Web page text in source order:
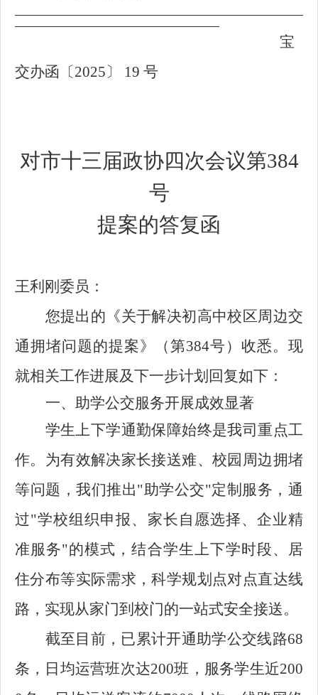
宝
交办函〔2025〕 19 号
对市十三届政协四次会议第384
号
提案的答复函
王利刚委员：
您提出的《关于解决初高中校区周边交
通拥堵问题的提案》（第384号）收悉。现
就相关工作进展及下一步计划回复如下：
一、助学公交服务开展成效显著
学生上下学通勤保障始终是我司重点工
作。为有效解决家长接送难、校园周边拥堵
等问题，我们推出"助学公交"定制服务，通
过"学校组织申报、家长自愿选择、企业精
准服务"的模式，结合学生上下学时段、居
住分布等实际需求，科学规划点对点直达线
路，实现从家门到校门的一站式安全接送。
截至目前，已累计开通助学公交线路68
条，日均运营班次达200班，服务学生近200